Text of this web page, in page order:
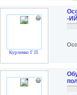
Курленко Г.П.
-ИЙ